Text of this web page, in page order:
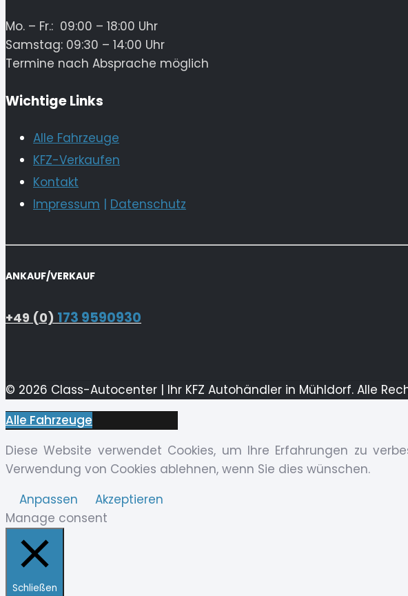
Mo. – Fr.: 09:00 – 18:00 Uhr
Samstag: 09:30 – 14:00 Uhr
Termine nach Absprache möglich
Wichtige Links
Alle Fahrzeuge
KFZ-Verkaufen
Kontakt
Impressum | Datenschutz
ANKAUF/VERKAUF
+49 (0) 173 9590930
© 2026 Class-Autocenter | Ihr KFZ Autohändler in Mühldorf. Alle
Alle Fahrzeuge
Diese Website verwendet Cookies, um Ihre Erfahrungen zu
Verwendung von Cookies ablehnen, wenn Sie dies wünschen.
Anpassen
Akzeptieren
Manage consent
Schließen